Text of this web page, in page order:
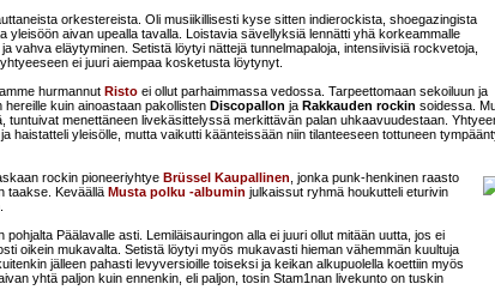
orkestereista. Oli musiikillisesti kyse sitten indierockista, shoegazingista
yleisöön aivan upealla tavalla. Loistavia sävellyksiä lennätti yhä korkeammalle
vahva eläytyminen. Setistä löytyi nättejä tunnelmapaloja, intensiivisiä rockvetoja,
ei juuri aiempaa kosketusta löytynyt.
hurmannut Risto ei ollut parhaimmassa vedossa. Tarpeettomaan sekoiluun ja
kuin ainoastaan pakollisten Discopallon ja Rakkauden rockin soidessa.
tuntuivat menettäneen livekäsittelyssä merkittävän palan uhkaavuudestaan.
haistatteli yleisölle, mutta vaikutti käänteissään niin tilanteeseen tottuneen
rockin pioneeriyhtye Brüssel Kaupallinen, jonka punk-henkinen raasto
taakse. Keväällä Musta polku -albumin julkaissut ryhmä houkutteli eturivin
Päälavalle asti. Lemiläisauringon alla ei juuri ollut mitään uutta, jos ei
oikein mukavalta. Setistä löytyi myös mukavasti hieman vähemmän kuultuja
jälleen pahasti levyversioille toiseksi ja keikan alkupuolella koettiin myös
yhtä paljon kuin ennenkin, eli paljon, tosin Stam1nan livekunto on tuskin